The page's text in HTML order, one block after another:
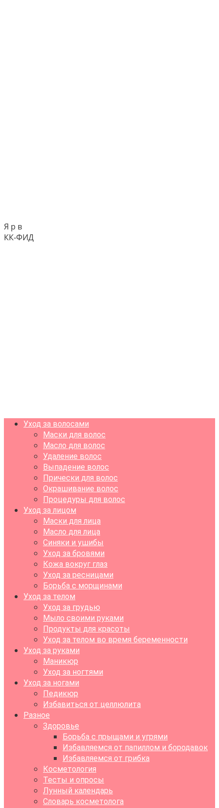
Я р в
КК-ФИД
Уход за волосами
Маски для волос
Масло для волос
Удаление волос
Выпадение волос
Прически для волос
Окрашивание волос
Процедуры для волос
Уход за лицом
Маски для лица
Масло для лица
Синяки и ушибы
Уход за бровями
Кожа вокруг глаз
Уход за ресницами
Борьба с морщинами
Уход за телом
Уход за грудью
Мыло своими руками
Продукты для красоты
Уход за телом во время беременности
Уход за руками
Маникюр
Уход за ногтями
Уход за ногами
Педикюр
Избавиться от целлюлита
Разное
Здоровье
Борьба с прыщами и угрями
Избавляемся от папиллом и бородавок
Избавляемся от грибка
Косметология
Тесты и опросы
Лунный календарь
Словарь косметолога